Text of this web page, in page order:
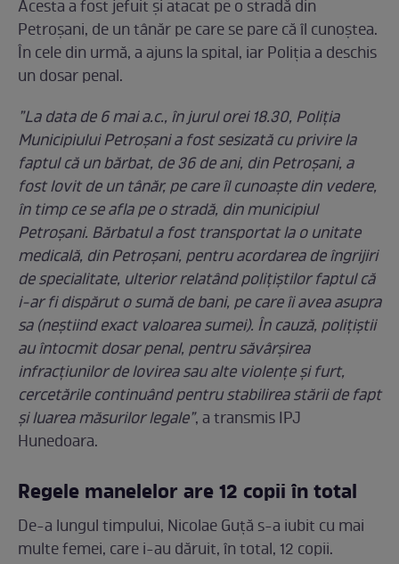
Acesta a fost jefuit și atacat pe o stradă din
Petroșani, de un tânăr pe care se pare că îl cunoștea.
În cele din urmă, a ajuns la spital, iar Poliția a deschis
un dosar penal.
”La data de 6 mai a.c., în jurul orei 18.30, Poliția
Municipiului Petroșani a fost sesizată cu privire la
faptul că un bărbat, de 36 de ani, din Petroşani, a
fost lovit de un tânăr, pe care îl cunoaşte din vedere,
în timp ce se afla pe o stradă, din municipiul
Petroșani. Bărbatul a fost transportat la o unitate
medicală, din Petroșani, pentru acordarea de îngrijiri
de specialitate, ulterior relatând poliţiştilor faptul că
i-ar fi dispărut o sumă de bani, pe care îi avea asupra
sa (neștiind exact valoarea sumei). În cauză, poliţiştii
au întocmit dosar penal, pentru săvârșirea
infracțiunilor de lovirea sau alte violențe și furt,
cercetările continuând pentru stabilirea stării de fapt
și luarea măsurilor legale”, a transmis IPJ
Hunedoara.
Regele manelelor are 12 copii în total
De-a lungul timpului, Nicolae Guță s-a iubit cu mai
multe femei, care i-au dăruit, în total, 12 copii.